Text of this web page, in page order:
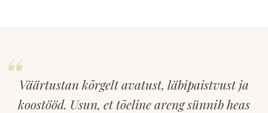
Väärtustan kõrgelt avatust, läbipaistvust ja
koostööd. Usun, et tõeline areng sünnib heas